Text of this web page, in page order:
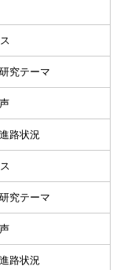
究テーマ
路状況
究テーマ
路状況